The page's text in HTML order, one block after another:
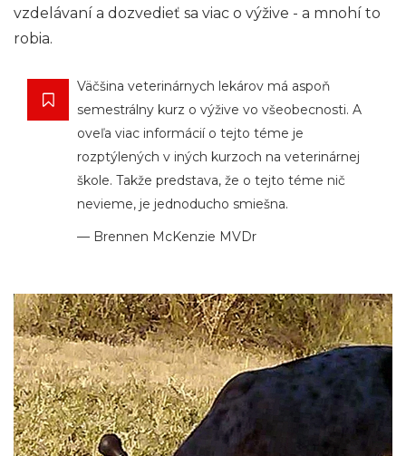
vzdelávaní a dozvedieť sa viac o výžive - a mnohí to
robia.
Väčšina veterinárnych lekárov má aspoň
semestrálny kurz o výžive vo všeobecnosti. A
oveľa viac informácií o tejto téme je
rozptýlených v iných kurzoch na veterinárnej
škole. Takže predstava, že o tejto téme nič
nevieme, je jednoducho smiešna.
— Brennen McKenzie MVDr